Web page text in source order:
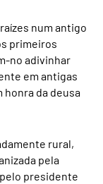
num antigo
primeiros
no adivinhar
em antigas
honra da deusa
rural,
pela
presidente